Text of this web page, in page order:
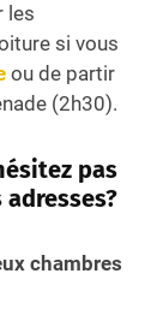
les
si vous
ou de partir
(2h30).
pas
chambres